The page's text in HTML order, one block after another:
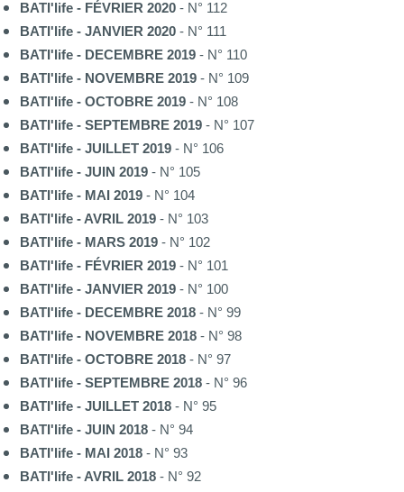
BATI'life - FÉVRIER 2020 - N° 112
BATI'life - JANVIER 2020 - N° 111
BATI'life - DECEMBRE 2019 - N° 110
BATI'life - NOVEMBRE 2019 - N° 109
BATI'life - OCTOBRE 2019 - N° 108
BATI'life - SEPTEMBRE 2019 - N° 107
BATI'life - JUILLET 2019 - N° 106
BATI'life - JUIN 2019 - N° 105
BATI'life - MAI 2019 - N° 104
BATI'life - AVRIL 2019 - N° 103
BATI'life - MARS 2019 - N° 102
BATI'life - FÉVRIER 2019 - N° 101
BATI'life - JANVIER 2019 - N° 100
BATI'life - DECEMBRE 2018 - N° 99
BATI'life - NOVEMBRE 2018 - N° 98
BATI'life - OCTOBRE 2018 - N° 97
BATI'life - SEPTEMBRE 2018 - N° 96
BATI'life - JUILLET 2018 - N° 95
BATI'life - JUIN 2018 - N° 94
BATI'life - MAI 2018 - N° 93
BATI'life - AVRIL 2018 - N° 92